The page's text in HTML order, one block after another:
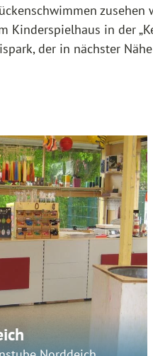
zusehen
in der
der in nächster